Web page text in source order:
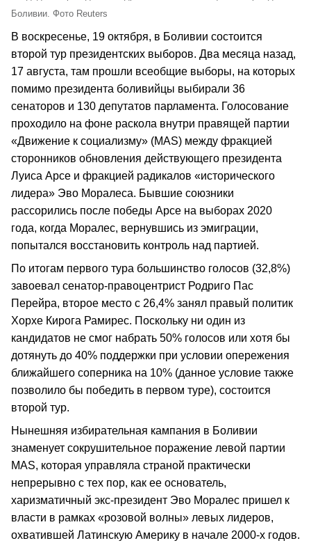
Боливии. Фото Reuters
В воскресенье, 19 октября, в Боливии состоится
второй тур президентских выборов. Два месяца назад,
17 августа, там прошли всеобщие выборы, на которых
помимо президента боливийцы выбирали 36
сенаторов и 130 депутатов парламента. Голосование
проходило на фоне раскола внутри правящей партии
«Движение к социализму» (MAS) между фракцией
сторонников обновления действующего президента
Луиса Арсе и фракцией радикалов «исторического
лидера» Эво Моралеса. Бывшие союзники
рассорились после победы Арсе на выборах 2020
года, когда Моралес, вернувшись из эмиграции,
попытался восстановить контроль над партией.
По итогам первого тура большинство голосов (32,8%)
завоевал сенатор-правоцентрист Родриго Пас
Перейра, второе место с 26,4% занял правый политик
Хорхе Кирога Рамирес. Поскольку ни один из
кандидатов не смог набрать 50% голосов или хотя бы
дотянуть до 40% поддержки при условии опережения
ближайшего соперника на 10% (данное условие также
позволило бы победить в первом туре), состоится
второй тур.
Нынешняя избирательная кампания в Боливии
знаменует сокрушительное поражение левой партии
MAS, которая управляла страной практически
непрерывно с тех пор, как ее основатель,
харизматичный экс-президент Эво Моралес пришел к
власти в рамках «розовой волны» левых лидеров,
охватившей Латинскую Америку в начале 2000-х годов.